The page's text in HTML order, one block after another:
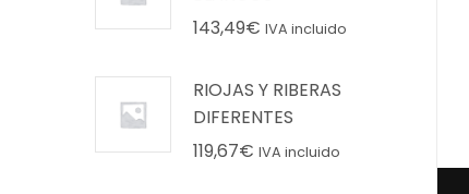
143,49€ IVA incluido
RIOJAS Y RIBERAS
DIFERENTES
119,67€ IVA incluido